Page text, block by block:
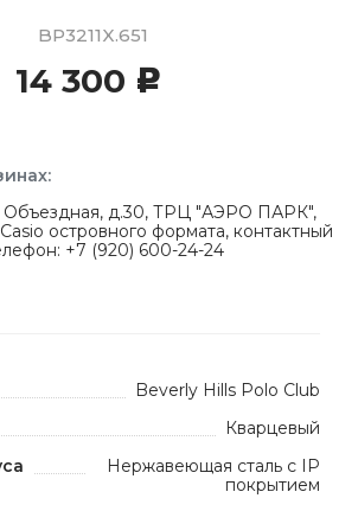
BP3211X.651
14 300 c
Объездная, д.30, ТРЦ "АЭРО ПАРК",
островного формата, контактный
+7 (920) 600-24-24
Beverly Hills Polo Club
Кварцевый
Нержавеющая сталь с IP
покрытием